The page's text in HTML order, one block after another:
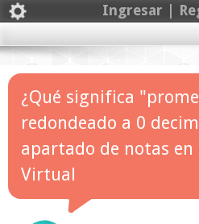
Ingresar |
¿Qué significa
redondeado a 0
apartado de notas en
Virtual